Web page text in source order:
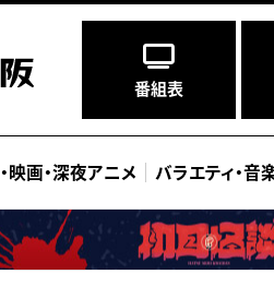
番組表
・映画・深夜アニメ バラエティ・音